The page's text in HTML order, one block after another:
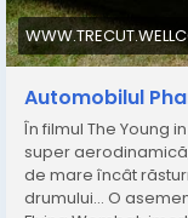
Automobilul
În filmul The Young
super
de mare încât
drumului... O